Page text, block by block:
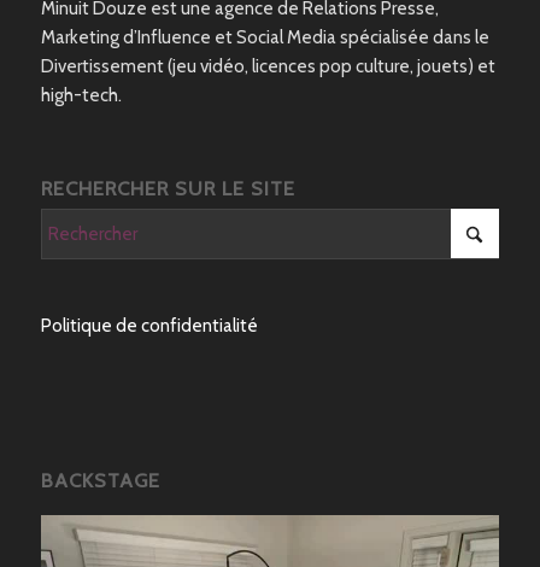
Minuit Douze est une agence de Relations Presse,
Marketing d’Influence et Social Media spécialisée dans le
Divertissement (jeu vidéo, licences pop culture, jouets) et
high-tech.
RECHERCHER SUR LE SITE
Politique de confidentialité
BACKSTAGE